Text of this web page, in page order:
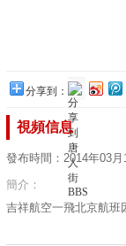
分享到：
視頻信息
發布時間：2014年03
簡介：
吉祥航空一飛北京航班